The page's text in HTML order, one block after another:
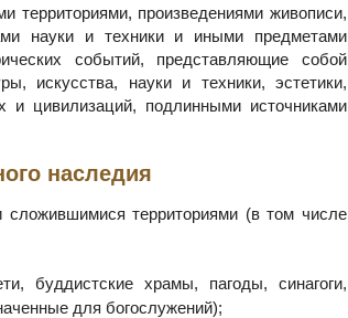
территориями, произведениями живописи,
науки и техники и иными предметами
событий, представляющие собой
искусства, науки и техники, эстетики,
и цивилизаций, подлинными источниками
наследия
сложившимися территориями (в том числе
буддистские храмы, пагоды, синагоги,
для богослужений);